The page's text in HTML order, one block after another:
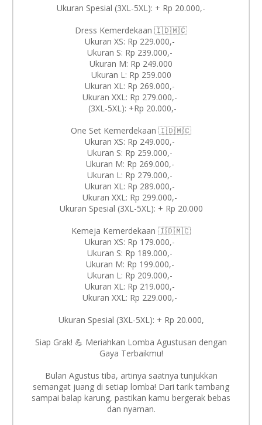
Ukuran Spesial (3XL-5XL): + Rp 20.000,-
Dress Kemerdekaan 🇮🇩🇲🇨
Ukuran XS: Rp 229.000,-
Ukuran S: Rp 239.000,-
Ukuran M: Rp 249.000
Ukuran L: Rp 259.000
Ukuran XL: Rp 269.000,-
Ukuran XXL: Rp 279.000,-
(3XL-5XL): +Rp 20.000,-
One Set Kemerdekaan 🇮🇩🇲🇨
Ukuran XS: Rp 249.000,-
Ukuran S: Rp 259.000,-
Ukuran M: Rp 269.000,-
Ukuran L: Rp 279.000,-
Ukuran XL: Rp 289.000,-
Ukuran XXL: Rp 299.000,-
Ukuran Spesial (3XL-5XL): + Rp 20.000
Kemeja Kemerdekaan 🇮🇩🇲🇨
Ukuran XS: Rp 179.000,-
Ukuran S: Rp 189.000,-
Ukuran M: Rp 199.000,-
Ukuran L: Rp 209.000,-
Ukuran XL: Rp 219.000,-
Ukuran XXL: Rp 229.000,-
Ukuran Spesial (3XL-5XL): + Rp 20.000,
Siap Grak! 💪 Meriahkan Lomba Agustusan dengan
Gaya Terbaikmu!
Bulan Agustus tiba, artinya saatnya tunjukkan
semangat juang di setiap lomba! Dari tarik tambang
sampai balap karung, pastikan kamu bergerak bebas
dan nyaman.